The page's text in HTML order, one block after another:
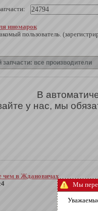
Мы
иномарок
пользователь.
запчасти: все производители
В
у нас, мы
чем в Ждановичах